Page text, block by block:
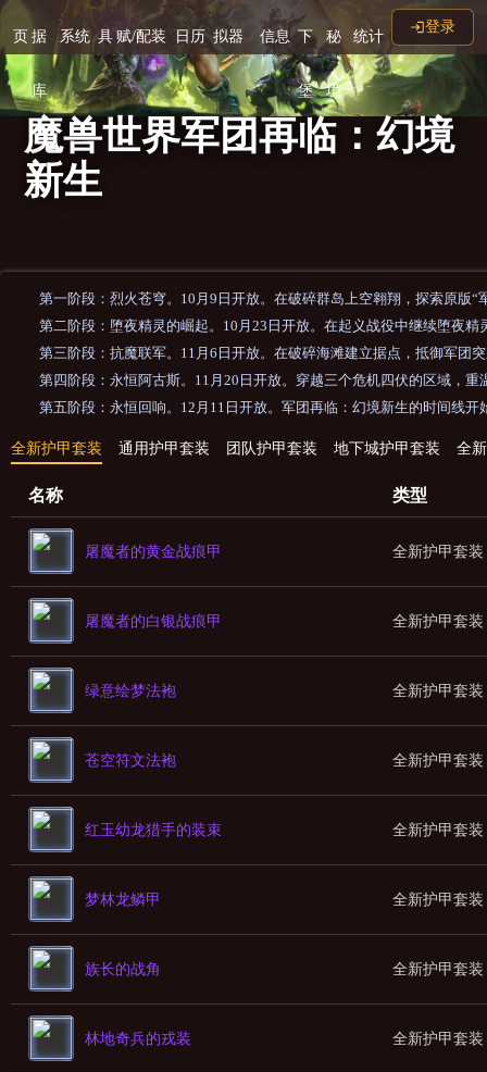
页 据
库
系统 具 赋/配装 日历 拟器 信息 下
堡
秘
境
统计
登录
魔兽世界军团再临：幻境
新生
第一阶段：烈火苍穹。10月9日开放。在破碎群岛上空翱翔，探索原版
第二阶段：堕夜精灵的崛起。10月23日开放。在起义战役中继续堕夜
第三阶段：抗魔联军。11月6日开放。在破碎海滩建立据点，抵御军团
第四阶段：永恒阿古斯。11月20日开放。穿越三个危机四伏的区域，
第五阶段：永恒回响。12月11日开放。军团再临：幻境新生的时间线
全新护甲套装 通用护甲套装 团队护甲套装 地下城护甲套装 全
名称 类型
屠魔者的黄金战痕甲 全新护甲套装
屠魔者的白银战痕甲 全新护甲套装
绿意绘梦法袍 全新护甲套装
苍空符文法袍 全新护甲套装
红玉幼龙猎手的装束 全新护甲套装
梦林龙鳞甲 全新护甲套装
族长的战角 全新护甲套装
林地奇兵的戎装 全新护甲套装